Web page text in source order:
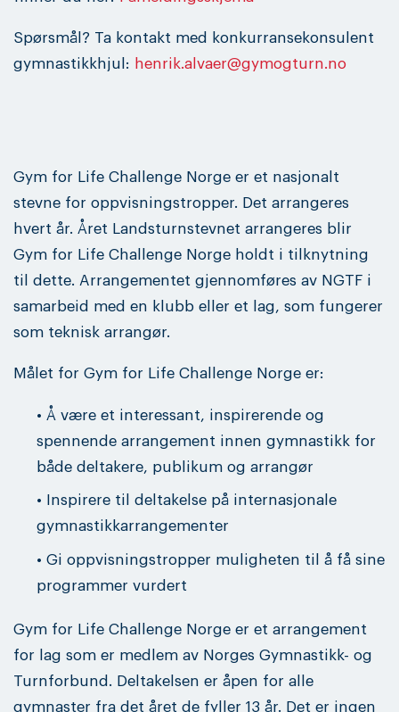
Spørsmål? Ta kontakt med konkurransekonsulent
gymnastikkhjul: henrik.alvaer@gymogturn.no
Gym for Life Challenge Norge er et nasjonalt
stevne for oppvisningstropper. Det arrangeres
hvert år. Året Landsturnstevnet arrangeres blir
Gym for Life Challenge Norge holdt i tilknytning
til dette. Arrangementet gjennomføres av NGTF i
samarbeid med en klubb eller et lag, som fungerer
som teknisk arrangør.
Målet for Gym for Life Challenge Norge er:
• Å være et interessant, inspirerende og
spennende arrangement innen gymnastikk for
både deltakere, publikum og arrangør
• Inspirere til deltakelse på internasjonale
gymnastikkarrangementer
• Gi oppvisningstropper muligheten til å få sine
programmer vurdert
Gym for Life Challenge Norge er et arrangement
for lag som er medlem av Norges Gymnastikk- og
Turnforbund. Deltakelsen er åpen for alle
gymnaster fra det året de fyller 13 år. Det er ingen